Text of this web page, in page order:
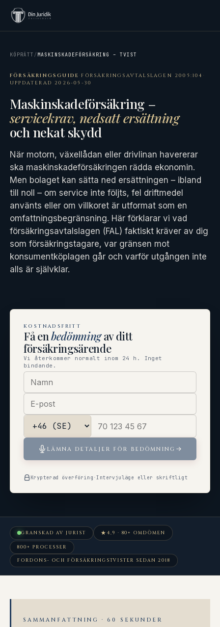
KÖPRÄTT / MASKINSKADEFÖRSÄKRING – TVIST
FÖRSÄKRINGSGUIDE·FÖRSÄKRINGSAVTALSLAGEN 2005:104 ·
UPPDATERAD 2026-05-30
Maskinskadeförsäkring –
servicekrav, nedsatt ersättning
och nekat skydd
När motorn, växellådan eller drivlinan havererar
ska maskinskadeförsäkringen rädda ekonomin.
Men bolaget kan sätta ned ersättningen – ibland
till noll – om service inte följts, fel driftmedel
använts eller om villkoret är utformat som en
omfattningsbegränsning. Här förklarar vi vad
försäkringsavtalslagen (FAL) faktiskt kräver av dig
som försäkringstagare, var gränsen mot
konsumentköplagen går och varför utgången inte
alls är självklar.
KOSTNADSFRITT
Få enbedömningav ditt
försäkringsärende
Vi återkommer normalt inom 24 h. Inget
bindande.
LÄMNA DETALJER FÖR BEDÖMNING
Krypterad överföring ·Intervjuläge eller skriftligt
GRANSKAD AV JURIST ★ 4,9 · 80+ OMDÖMEN
800+ PROCESSER
FORDONS- OCH FÖRSÄKRINGSTVISTER SEDAN 2018
SAMMANFATTNING · 60 SEKUNDER